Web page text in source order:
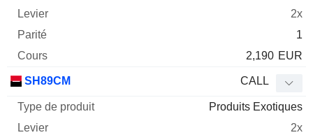
2x
1
2,190 EUR
SH89CM CALL
Produits Exotiques
2x